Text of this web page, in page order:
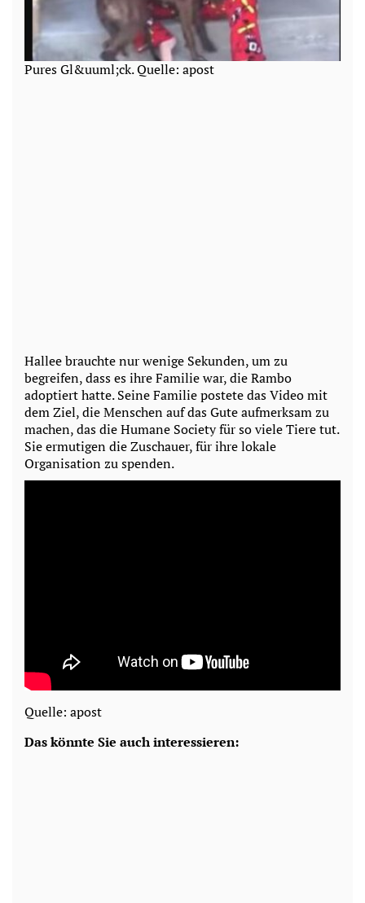
Pures Gl&uuml;ck. Quelle: apost
Hallee brauchte nur wenige Sekunden, um zu
begreifen, dass es ihre Familie war, die Rambo
adoptiert hatte. Seine Familie postete das Video mit
dem Ziel, die Menschen auf das Gute aufmerksam zu
machen, das die Humane Society für so viele Tiere tut.
Sie ermutigen die Zuschauer, für ihre lokale
Organisation zu spenden.
Quelle: apost
Das könnte Sie auch interessieren: